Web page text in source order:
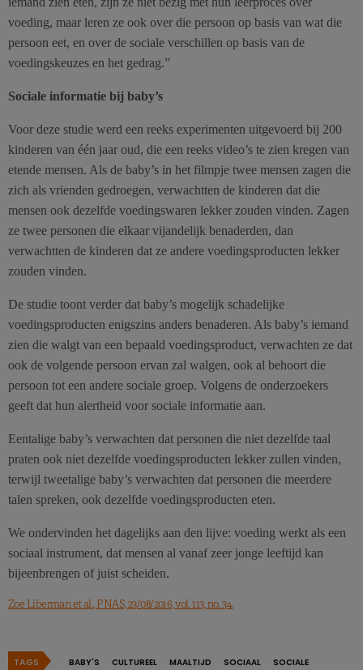
voeding, maar leren ze ook over die persoon op basis van wat die
persoon eet, en over de sociale verschillen op basis van de
voedingskeuzes en het gedrag.”
Sociale informatie bij baby’s
Voor deze studie werd een reeks experimenten uitgevoerd bij 200
kinderen van één jaar oud, die een reeks video’s te zien kregen van
etende mensen. Als de baby’s in het filmpje twee mensen zagen die
zich als vrienden gedroegen, verwachtten de kinderen dat die
mensen ook dezelfde voedingswaren lekker zouden vinden. Zagen
ze twee personen die elkaar vijandelijk benaderden, dan
verwachtten de kinderen dat ze andere voedingsproducten lekker
zouden vinden.
De studie toont verder dat baby’s mogelijk schadelijke
voedingsproducten enigszins anders benaderen. Als baby’s iemand
zien die walgt van een bepaald voedingsproduct, verwachten ze dat
ook de volgende persoon ervan zal walgen, ook al behoort die
persoon tot een andere sociale groep. Volgens de onderzoekers
geeft dat hun alertheid voor sociale informatie aan.
Eentalige baby’s verwachten dat personen die niet dezelfde taal
praten ook niet dezelfde voedingsproducten lekker zullen vinden,
terwijl tweetalige baby’s verwachten dat personen die meerdere
talen spreken, ook dezelfde voedingsproducten eten.
We ondervinden het dagelijks aan den lijve: voeding werkt als een
sociaal instrument, dat mensen al vanaf zeer jonge leeftijd kan
bijeenbrengen of juist scheiden.
Zoe Liberman et al., PNAS, 23/08/2016, vol. 113, no. 34.
TAGS BABY'S CULTUREEL MAALTIJD SOCIAAL SOCIALE